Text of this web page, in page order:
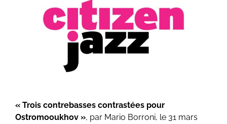
« Trois contrebasses contrastées pour
Ostromooukhov », parMario Borroni, le 31 mars